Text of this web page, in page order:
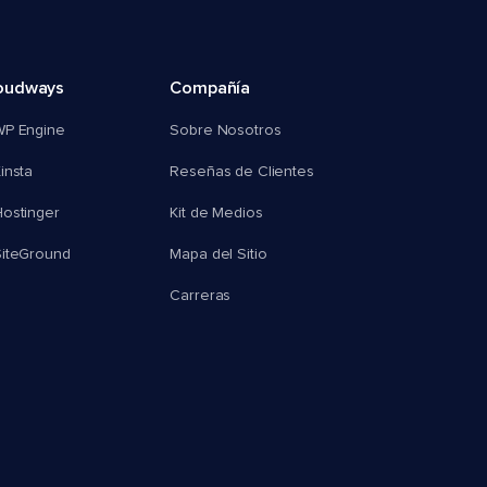
Engine
Compañía
Sobre Nosotros
Reseñas de Clientes
Kit de Medios
Mapa del Sitio
Carreras